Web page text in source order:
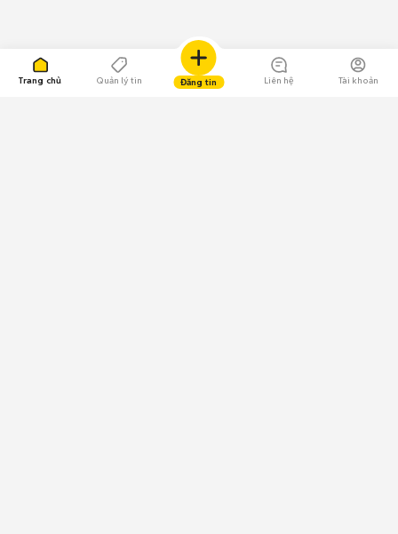
Trang chủ Quản lý tin Đăng tin Liên hệ Tài khoản